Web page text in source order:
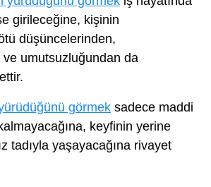
girileceğine, kişinin
düşüncelerinden,
ve umutsuzluğundan da
görmek sadece maddi
keyfinin yerine
tadıyla yaşayacağına rivayet